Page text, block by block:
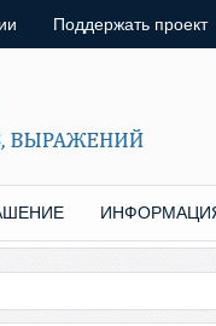
Поддержать проект